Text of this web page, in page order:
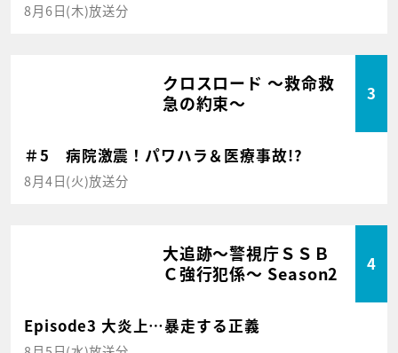
8月6日(木)放送分
クロスロード ～救命救
急の約束～
3
＃5 病院激震！パワハラ＆医療事故!?
8月4日(火)放送分
大追跡～警視庁ＳＳＢ
Ｃ強行犯係～ Season2
4
Episode3 大炎上…暴走する正義